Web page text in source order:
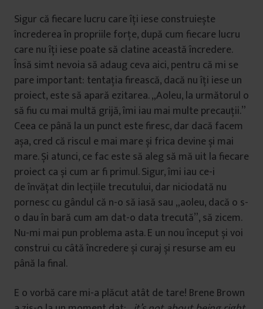
Sigur că fiecare lucru care îți iese construiește
încrederea în propriile forțe, după cum fiecare lucru
care nu îți iese poate să clatine această încredere.
Însă simt nevoia să adaug ceva aici, pentru că mi se
pare important: tentația firească, dacă nu îți iese un
proiect, este să apară ezitarea. „Aoleu, la următorul o
să fiu cu mai multă grijă, îmi iau mai multe precauții.”
Ceea ce până la un punct este firesc, dar dacă facem
așa, cred că riscul e mai mare și frica devine și mai
mare. Și atunci, ce fac este să aleg să mă uit la fiecare
proiect ca și cum ar fi primul. Sigur, îmi iau ce-i
de învățat din lecțiile trecutului, dar niciodată nu
pornesc cu gândul că n-o să iasă sau „aoleu, dacă o s-
o dau în bară cum am dat-o data trecută”, să zicem.
Nu-mi mai pun problema asta. E un nou început și voi
construi cu câtă încredere și curaj și resurse am eu
până la final.
E o vorbă care mi-a plăcut atât de tare! Brene Brown